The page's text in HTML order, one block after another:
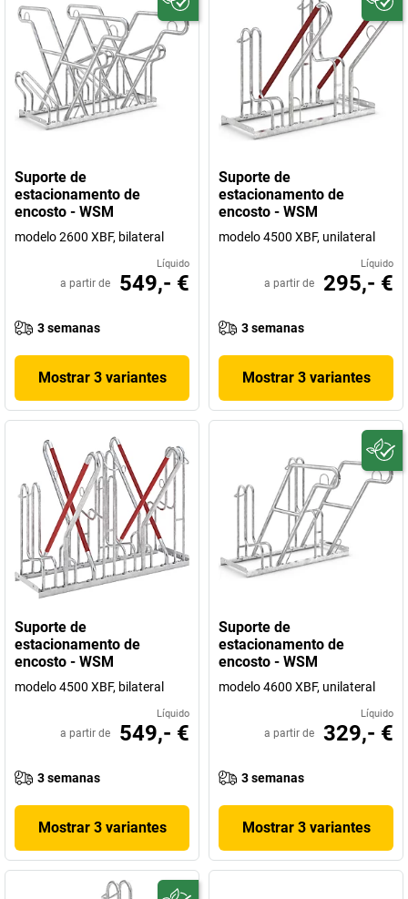
Suporte de
estacionamento de
encosto - WSM
modelo 2600 XBF, bilateral
Líquido
a partir de 549,- €
3 semanas
Mostrar 3 variantes
Suporte de
estacionamento de
encosto - WSM
modelo 4500 XBF, unilateral
Líquido
a partir de 295,- €
3 semanas
Mostrar 3 variantes
Suporte de
estacionamento de
encosto - WSM
modelo 4500 XBF, bilateral
Líquido
a partir de 549,- €
3 semanas
Mostrar 3 variantes
Suporte de
estacionamento de
encosto - WSM
modelo 4600 XBF, unilateral
Líquido
a partir de 329,- €
3 semanas
Mostrar 3 variantes